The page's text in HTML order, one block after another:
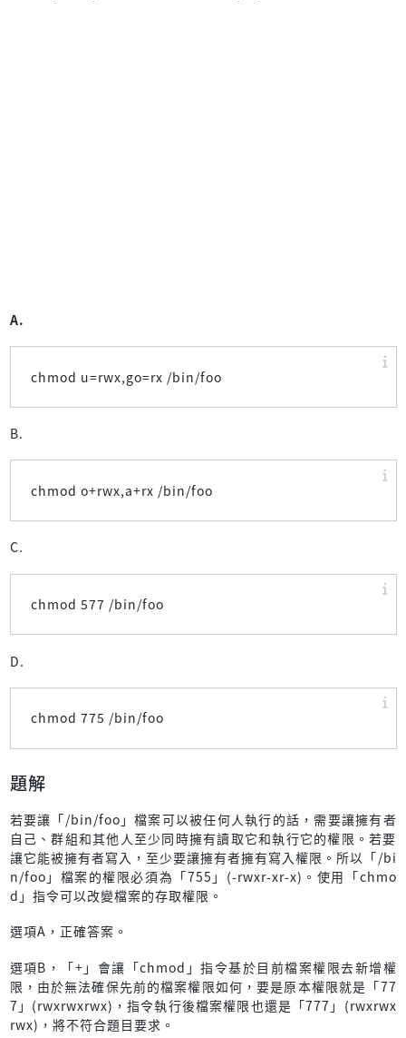
A.
chmod u=rwx,go=rx /bin/foo
B.
chmod o+rwx,a+rx /bin/foo
C.
chmod 577 /bin/foo
D.
chmod 775 /bin/foo
題解
若要讓「/bin/foo」檔案可以被任何人執行的話，需要讓擁有者
自己、群組和其他人至少同時擁有讀取它和執行它的權限。若要
讓它能被擁有者寫入，至少要讓擁有者擁有寫入權限。所以「/bi
n/foo」檔案的權限必須為「755」(-rwxr-xr-x)。使用「chmo
d」指令可以改變檔案的存取權限。
選項A，正確答案。
選項B，「+」會讓「chmod」指令基於目前檔案權限去新增權
限，由於無法確保先前的檔案權限如何，要是原本權限就是「77
7」(rwxrwxrwx)，指令執行後檔案權限也還是「777」(rwxrwx
rwx)，將不符合題目要求。